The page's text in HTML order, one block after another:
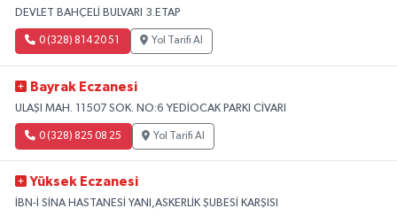
DEVLET BAHÇELİ BULVARI 3.ETAP
0 (328) 814 20 51 Yol Tarifi Al
Bayrak Eczanesi
ULAŞI MAH. 11507 SOK. NO:6 YEDİOCAK PARKI CİVARI
0 (328) 825 08 25 Yol Tarifi Al
Yüksek Eczanesi
İBN-İ SİNA HASTANESİ YANI,ASKERLİK ŞUBESİ KARŞISI